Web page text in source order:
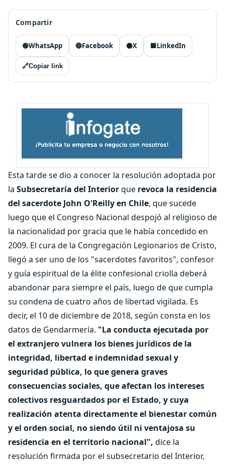
Compartir
🟢WhatsApp 🔵Facebook ⚫X 🟦LinkedIn
🔗Copiar link
Esta tarde se dio a conocer la resolución adoptada por
la Subsecretaría del Interiorque revoca la residencia
del sacerdote John O'Reilly en Chile, que sucede
luego que el Congreso Nacional despojó al religioso de
la nacionalidad por gracia que le había concedido en
2009. El cura de la Congregación Legionarios de Cristo,
llegó a ser uno de los "sacerdotes favoritos", confesor
y guía espiritual de la élite confesional criolla deberá
abandonar para siempre el país, luego de que cumpla
su condena de cuatro años de libertad vigilada. Es
decir, el 10 de diciembre de 2018, según consta en los
datos de Gendarmería. "La conducta ejecutada por
el extranjero vulnera los bienes jurídicos de la
integridad, libertad e indemnidad sexual y
seguridad pública, lo que genera graves
consecuencias sociales, que afectan los intereses
colectivos resguardados por el Estado, y cuya
realización atenta directamente el bienestar común
y el orden social, no siendo útil ni ventajosa su
residencia en el territorio nacional", dice la
resolución firmada por el subsecretario del Interior,